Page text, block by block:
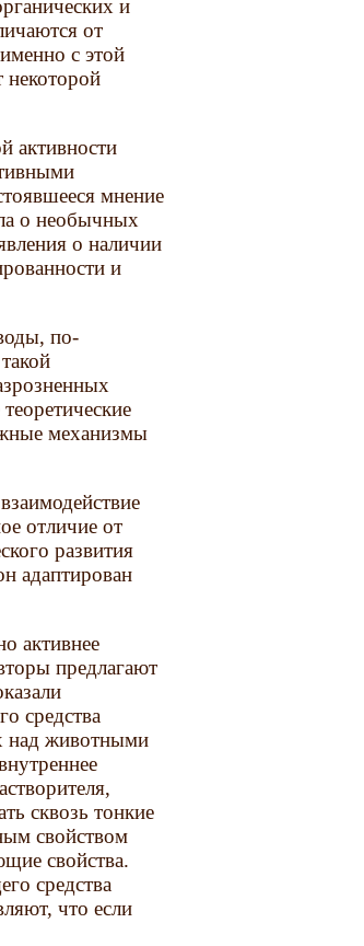
и
от
с этой
некоторой
активности
мнение
о необычных
о наличии
и
по-
механизмы
отличие от
развития
адаптирован
активнее
предлагают
средства
над животными
сквозь тонкие
свойством
свойства.
средства
что если